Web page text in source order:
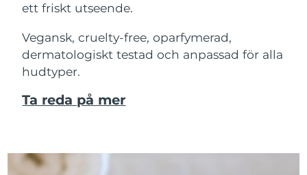
ett friskt utseende.
Vegansk, cruelty-free, oparfymerad,
dermatologiskt testad och anpassad för alla
hudtyper.
Ta reda på mer